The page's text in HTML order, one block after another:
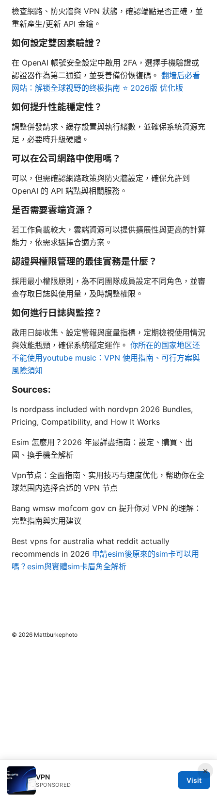
檢查網路、防火牆與 VPN 狀態，確認端點是否正確，並
重新產生/更新 API 金鑰。
如何設定雙因素驗證？
在 OpenAI 帳號安全設定中啟用 2FA，選擇手機驗證或
認證器作為第二通道，並妥善備份恢復碼。 翻墙后必看
网站：解锁全球视野的终极指南 ⭐ 2026版 优化版
如何提升性能穩定性？
調整併發請求、緩存設置與執行緒數，並確保系統資源充
足，必要時升級硬體。
可以在公司網路中使用嗎？
可以，但需確認網路政策與防火牆設定，確保允許到
OpenAI 的 API 端點與相關服務。
是否需要雲端資源？
若工作負載較大，雲端資源可以提供擴展性與更高的計算
能力，依需求選擇合適方案。
認證與權限管理的最佳實務是什麼？
採用最小權限原則，為不同團隊成員設定不同角色，並審
查存取日誌與使用量，及時調整權限。
如何進行日誌與監控？
啟用日誌收集、設定警報與度量指標，定期檢視使用情況
與效能瓶頸，確保系統穩定運作。 你所在的国家地区还
不能使用youtube music：VPN 使用指南、可行方案與
風險須知
Sources:
Is nordpass included with nordvpn 2026 Bundles,
Pricing, Compatibility, and How It Works
Esim 怎麼用？2026 年最詳盡指南：設定、購買、出
國、換手機全解析
Vpn节点：全面指南、实用技巧与速度优化，帮助你在全
球范围内选择合适的 VPN 节点
Bang wmsw mofcom gov cn 提升你对 VPN 的理解：
完整指南與实用建议
Best vpns for australia what reddit actually
recommends in 2026 申請esim後原來的sim卡可以用
嗎？esim與實體sim卡眉角全解析
×
VPN
SPONSORED
Visit
© 2026 Mattburkephoto